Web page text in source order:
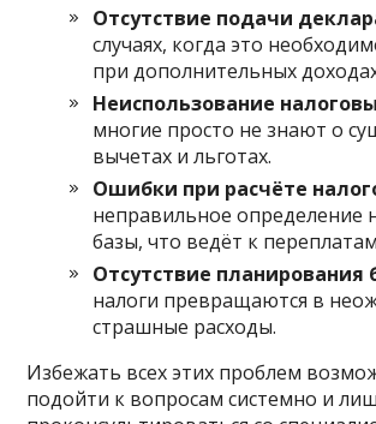
Отсутствие подачи
случаях, когда это
при дополнительных
Неиспользование
многие просто не знают о
вычетах и льготах.
Ошибки при расчёте
неправильное определение
базы, что ведёт к
Отсутствие
налоги превращаются в
страшные расходы.
Избежать всех этих проблем
подойти к вопросам системно и